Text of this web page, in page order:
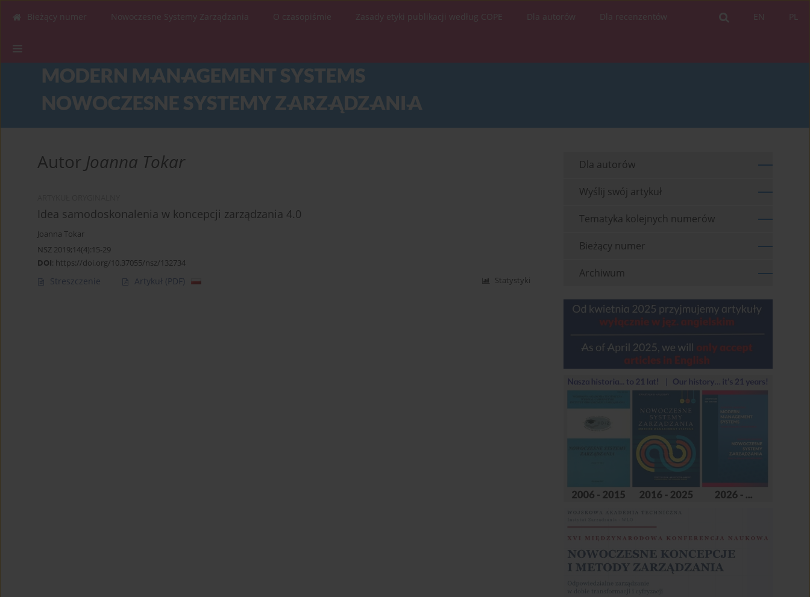
PL
EN
Bieżący numer Nowoczesne Systemy Zarządzania O czasopiśmie Zasady etyki publikacji według COPE Dla autorów Dla recenzentów
Autor Joanna Tokar
Idea samodoskonalenia w koncepcji zarządzania 4.0
Joanna Tokar
NSZ 2019;14(4):15-29
DOI: https://doi.org/10.37055/nsz/132734
Streszczenie Artykuł (PDF) Statystyki
Dla autorów
Wyślij swój artykuł
Tematyka kolejnych numerów
Bieżący numer
Archiwum